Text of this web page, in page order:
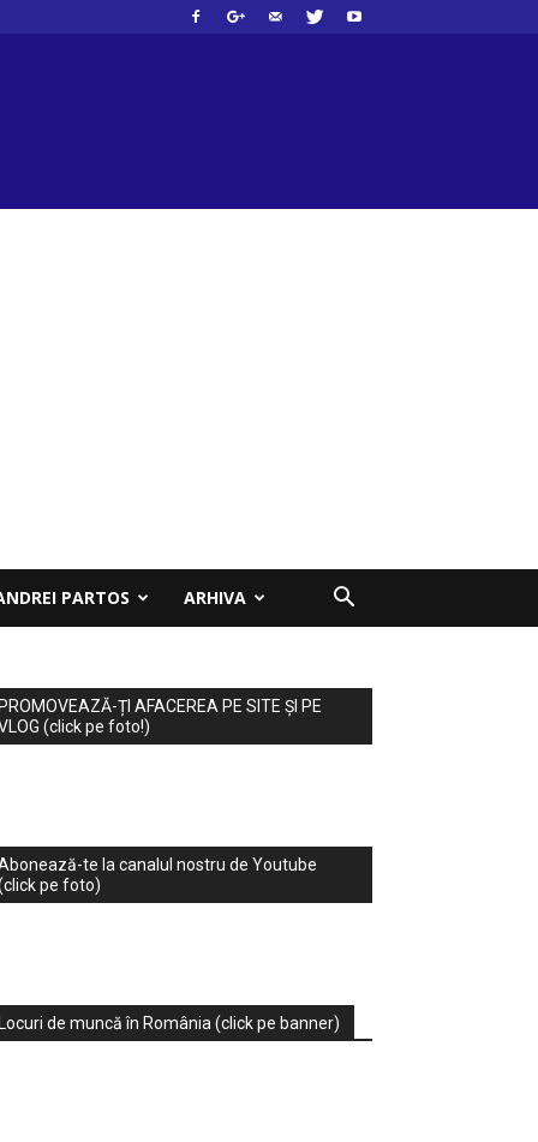
PARTOS ARHIVA
PROMOVEAZĂ-ȚI AFACEREA PE SITE ȘI PE
(click pe foto!)
te la canalul nostru de Youtube
pe foto)
Locuri de muncă în România (click pe banner)